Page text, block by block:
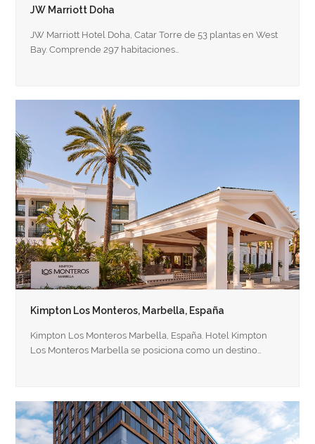
JW Marriott Doha
JW Marriott Hotel Doha, Catar Torre de 53 plantas en West
Bay. Comprende 297 habitaciones…
Kimpton Los Monteros, Marbella, España
Kimpton Los Monteros Marbella, España. Hotel Kimpton
Los Monteros Marbella se posiciona como un destino…